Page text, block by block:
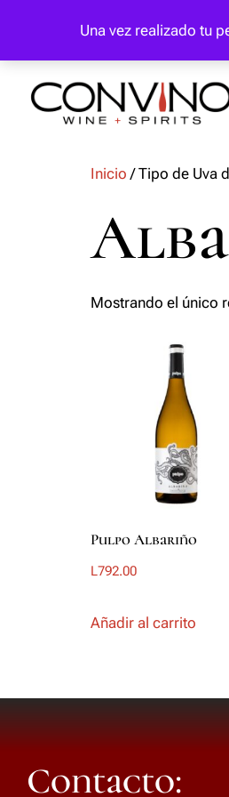
Una vez realizado tu
El abuso de la bebida perjudica
Inicio / Tipo de Uva
Mostrando el único
Pulpo Albariño
L792.00
Añadir al carrito
Contacto: